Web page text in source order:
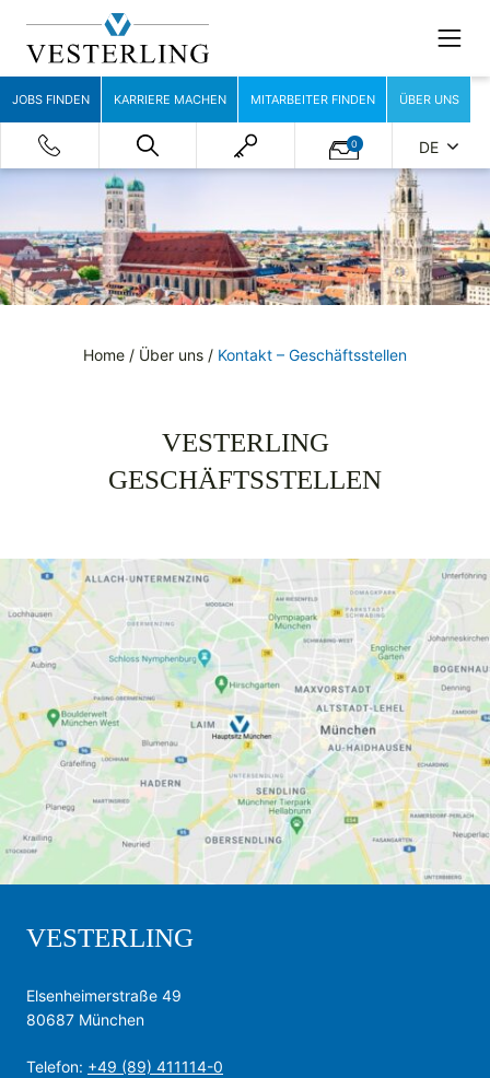
JOBS FINDEN KARRIERE MACHEN MITARBEITER FINDEN ÜBER UNS
0 DE
Home / Über uns / Kontakt – Geschäftsstellen
VESTERLING
GESCHÄFTSSTELLEN
VESTERLING
Elsenheimerstraße 49
80687 München
Telefon: +49 (89) 411114-0